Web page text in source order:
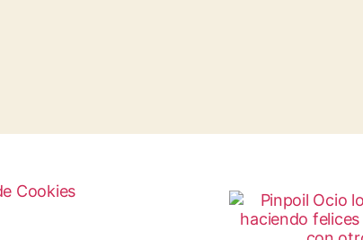
Cookies